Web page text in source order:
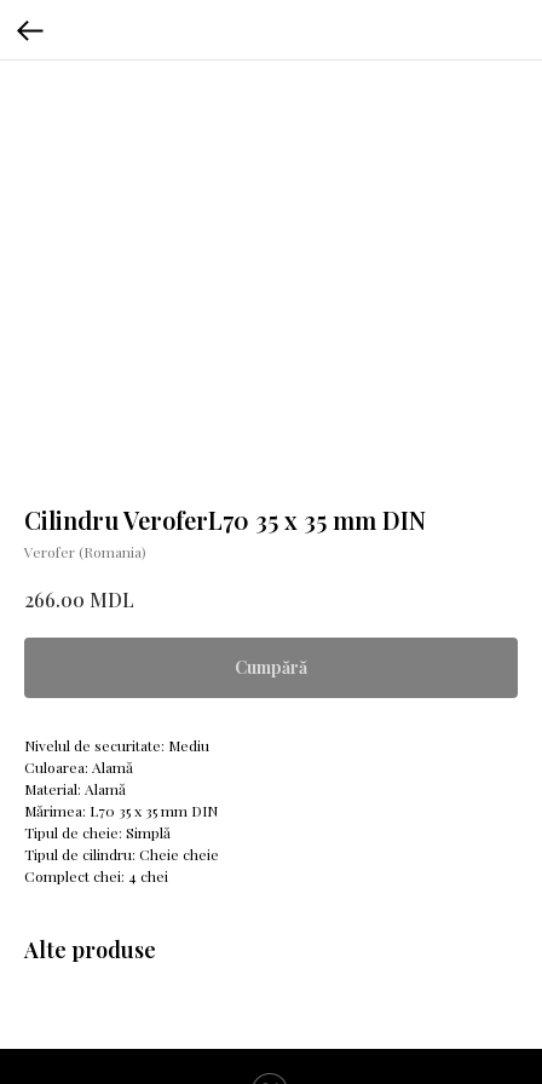
Cilindru VeroferL70 35 x 35 mm DIN
Verofer (Romania)
266.00 MDL
Cumpără
Nivelul de securitate: Mediu
Culoarea: Alamă
Material: Alamă
Mărimea: L70 35 x 35 mm DIN
Tipul de cheie: Simplă
Tipul de cilindru: Cheie cheie
Complect chei: 4 chei
Alte produse